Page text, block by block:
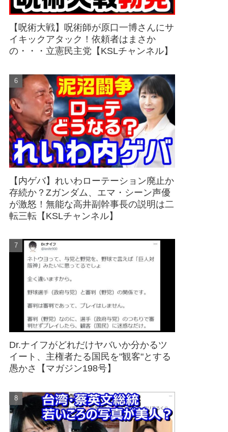
【呪術大戦】呪術師が原口一博さんにサ
イキックアタック！依頼者はまさか
の・・・立憲民主党【KSLチャンネル】
【内ゲバ】れいわローテーション廃止か
存続か？Zガンダム、エマ・シーン声優
が激怒！無能な高井副幹事長の説明は二
転三転【KSLチャンネル】
Dr.ナイフがどれだけヤバいか分かるツ
イート、主権者たる国民を"観客"とする
愚かさ【マガジン198号】